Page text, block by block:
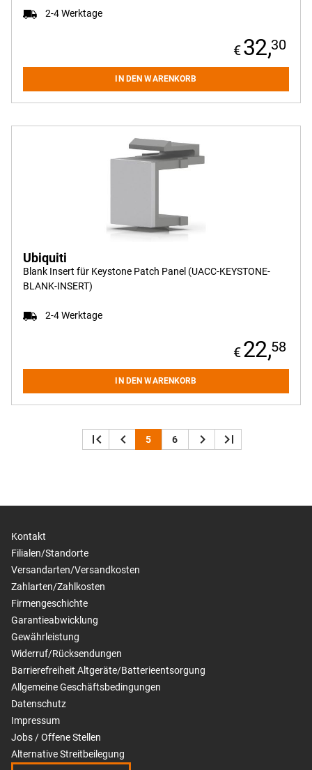
2-4 Werktage
32,30
IN DEN WARENKORB
Blank Insert für Keystone Patch Panel (UACC-KEYSTONE-
BLANK-INSERT)
2-4 Werktage
22,58
Ubiquiti
IN DEN WARENKORB
first_page navigate_before 5 6 navigate_next last_page
Kontakt
Filialen/Standorte
Versandarten/Versandkosten
Zahlarten/Zahlkosten
Firmengeschichte
Garantieabwicklung
Gewährleistung
Widerruf/Rücksendungen
Barrierefreiheit Altgeräte/Batterieentsorgung
Allgemeine Geschäftsbedingungen
Datenschutz
Impressum
Jobs / Offene Stellen
Alternative Streitbeilegung